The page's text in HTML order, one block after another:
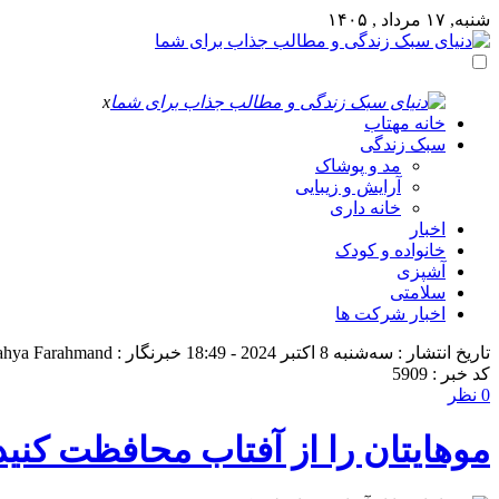
شنبه, ۱۷ مرداد , ۱۴۰۵
x
خانه مهتاب
سبک زندگی
مد و پوشاک
آرایش و زیبایی
خانه داری
اخبار
خانواده و کودک
آشپزی
سلامتی
اخبار شرکت ها
تاریخ انتشار : سه‌شنبه 8 اکتبر 2024 - 18:49
خبرنگار : Mahya Farahmand
کد خبر : 5909
0 نظر
موهایتان را از آفتاب محافظت